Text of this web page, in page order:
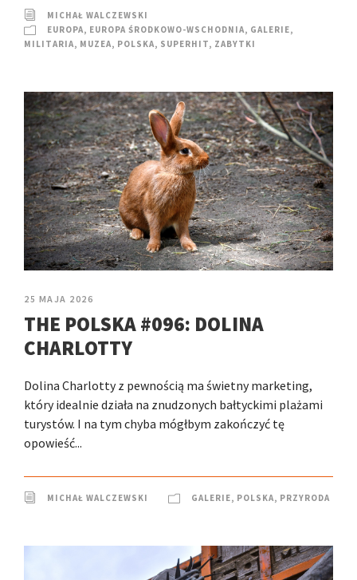
MICHAŁ WALCZEWSKI
EUROPA, EUROPA ŚRODKOWO-WSCHODNIA, GALERIE,
MILITARIA, MUZEA, POLSKA, SUPERHIT, ZABYTKI
25 MAJA 2026
THE POLSKA #096: DOLINA
CHARLOTTY
Dolina Charlotty z pewnością ma świetny marketing,
który idealnie działa na znudzonych bałtyckimi plażami
turystów. I na tym chyba mógłbym zakończyć tę
opowieść...
MICHAŁ WALCZEWSKI GALERIE, POLSKA, PRZYRODA